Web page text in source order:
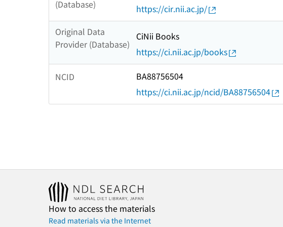
(Database)
https://cir.nii.ac.jp/
Original Data
Provider (Database)
CiNii Books
https://ci.nii.ac.jp/books
NCID
BA88756504
https://ci.nii.ac.jp/ncid/BA88756504
How to access the materials
Read materials via the Internet